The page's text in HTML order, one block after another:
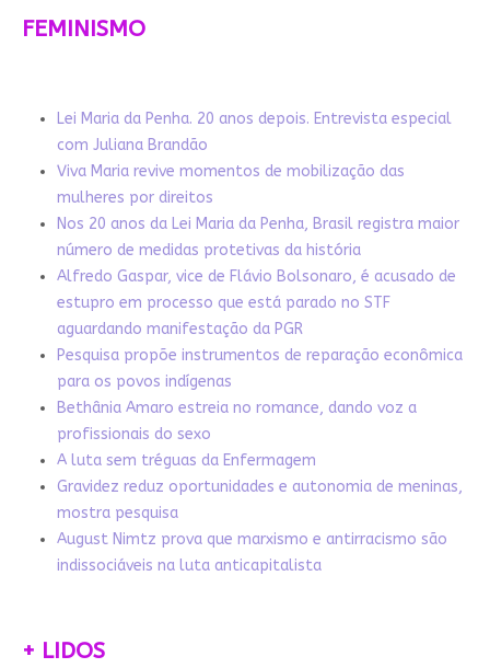
FEMINISMO
Lei Maria da Penha. 20 anos depois. Entrevista especial
com Juliana Brandão
Viva Maria revive momentos de mobilização das
mulheres por direitos
Nos 20 anos da Lei Maria da Penha, Brasil registra maior
número de medidas protetivas da história
Alfredo Gaspar, vice de Flávio Bolsonaro, é acusado de
estupro em processo que está parado no STF
aguardando manifestação da PGR
Pesquisa propõe instrumentos de reparação econômica
para os povos indígenas
Bethânia Amaro estreia no romance, dando voz a
profissionais do sexo
A luta sem tréguas da Enfermagem
Gravidez reduz oportunidades e autonomia de meninas,
mostra pesquisa
August Nimtz prova que marxismo e antirracismo são
indissociáveis na luta anticapitalista
+ LIDOS